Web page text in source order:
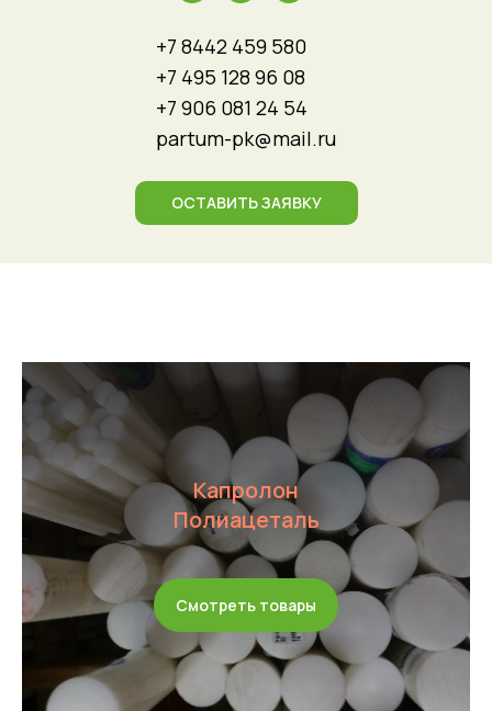
+7 8442 459 580
+7 495 128 96 08
+7 906 081 24 54
partum-pk@mail.ru
ОСТАВИТЬ ЗАЯВКУ
Капролон
Полиацеталь
Смотреть товары